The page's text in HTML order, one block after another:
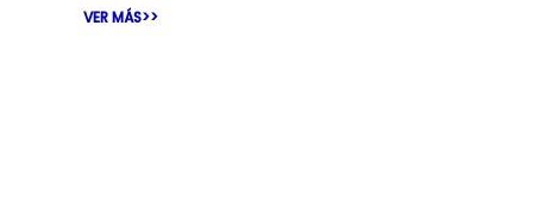
VER MÁS>>